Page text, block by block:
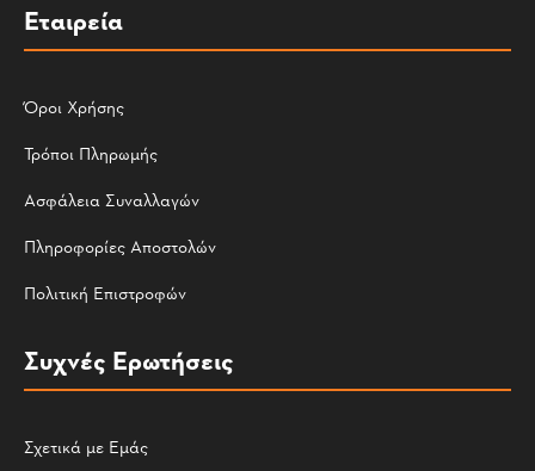
Εταιρεία
Όροι Χρήσης
Τρόποι Πληρωμής
Ασφάλεια Συναλλαγών
Πληροφορίες Αποστολών
Πολιτική Επιστροφών
Συχνές Ερωτήσεις
Σχετικά με Εμάς